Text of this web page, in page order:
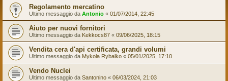
Regolamento mercatino
Ultimo messaggio da Antonio « 01/07/2014, 22:45
Aiuto per nuovi fornitori
Ultimo messaggio da Kekkocs87 « 09/06/2025, 18:15
Vendita cera d'api certificata, grandi volumi
Ultimo messaggio da Mykola Rybalko « 05/01/2025, 17:10
Vendo Nuclei
Ultimo messaggio da Santonino « 06/03/2024, 21:03